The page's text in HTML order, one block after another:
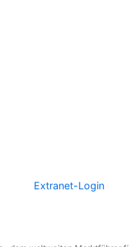
Extranet-Login